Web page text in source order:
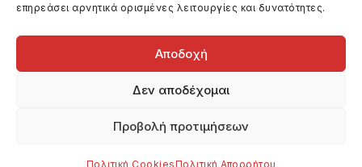
επηρεάσει αρνητικά ορισμένες λειτουργίες και δυνατότητες.
Αποδοχή
Δεν αποδέχομαι
Προβολή προτιμήσεων
Πολιτική CookiesΠολιτική Απορρήτου
(+30) 6974123481
Στείλε μας email
info@filmandtheater.gr
Copyright 2026 Filmandtheater / All rights reserved